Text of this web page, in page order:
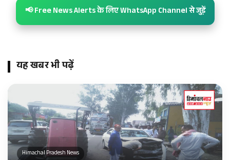
📢 Free News Alerts के लिए WhatsApp Channel से जुड़ें
यह खबर भी पढ़ें
Himachal Pradesh News